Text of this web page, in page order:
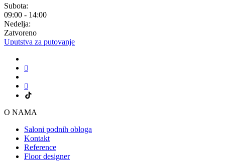
Subota:
09:00 - 14:00
Nedelja:
Zatvoreno
Uputstva za putovanje
O NAMA
Saloni podnih obloga
Kontakt
Reference
Floor designer